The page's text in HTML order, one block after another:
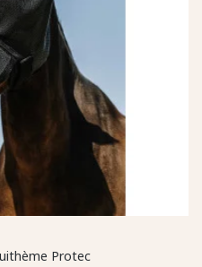
Protec